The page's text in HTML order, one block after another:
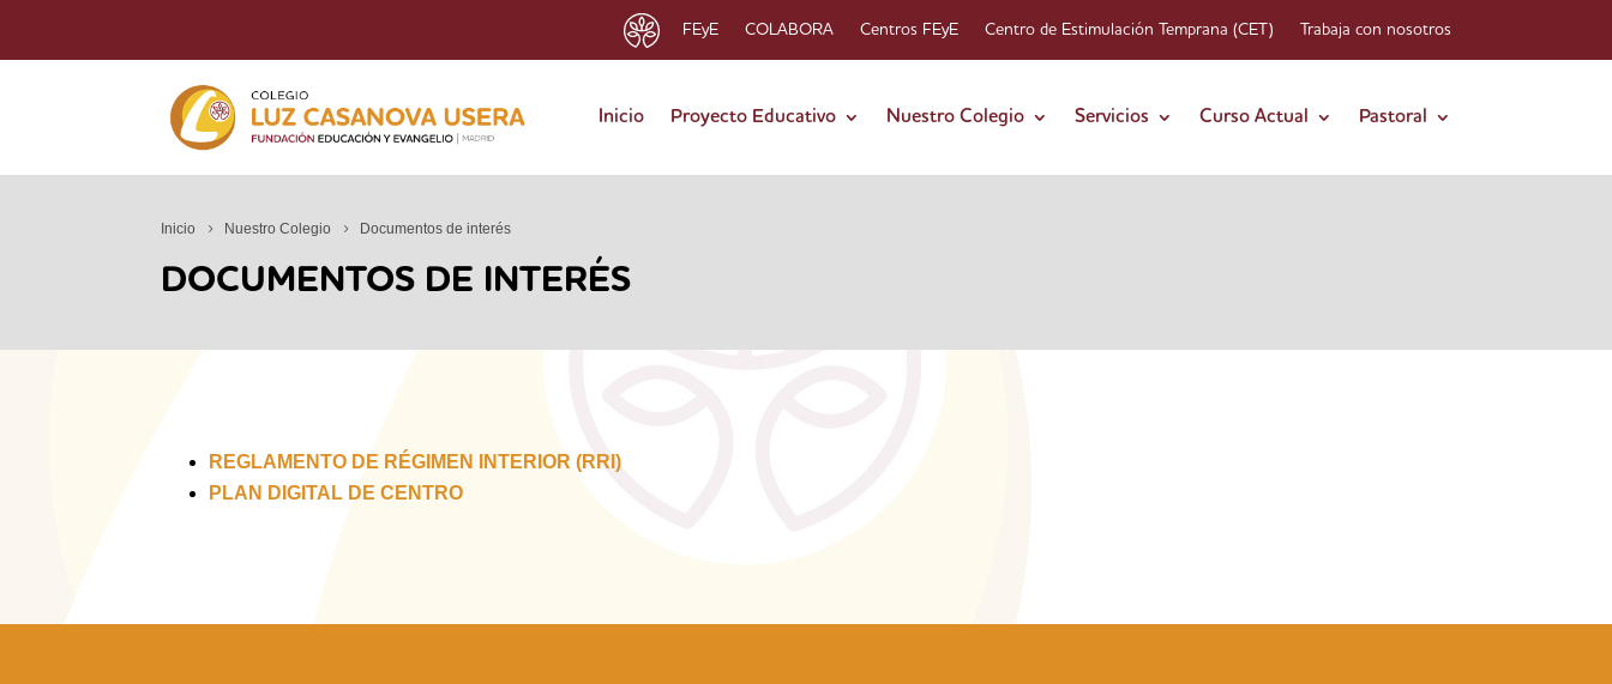
FEyE COLABORA Centros FEyE Centro de Estimulación Temprana (CET) Trabaja con nosotros
Inicio Proyecto Educativo Nuestro Colegio Servicios Curso Actual Pastoral
Inicio Nuestro Colegio Documentos de interés
DOCUMENTOS DE INTERÉS
REGLAMENTO DE RÉGIMEN INTERIOR (RRI)
PLAN DIGITAL DE CENTRO